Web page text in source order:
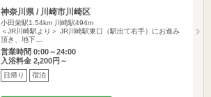
神奈川県 / 川崎市川崎区
小田栄駅1.54km
川崎駅494m
＜JR川崎駅より＞ JR川崎駅東口（駅出て右手）にお進み
頂き、地下…
営業時間 0:00～24:00
入浴料金 2,200円～
日帰り 宿泊